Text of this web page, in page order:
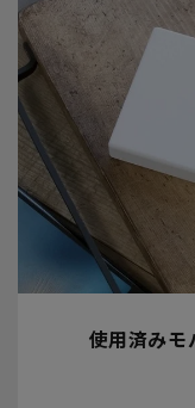
使用済みモ